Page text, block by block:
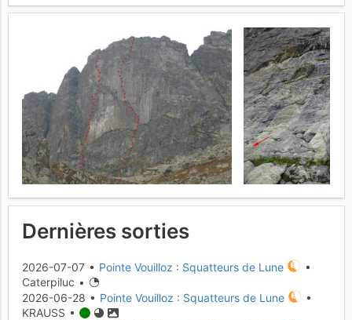
Dernières sorties
2026-07-07 • Pointe Vouilloz : Squatteurs de Lune
•
Caterpiluc •
2026-06-28 • Pointe Vouilloz : Squatteurs de Lune
•
KRAUSS •